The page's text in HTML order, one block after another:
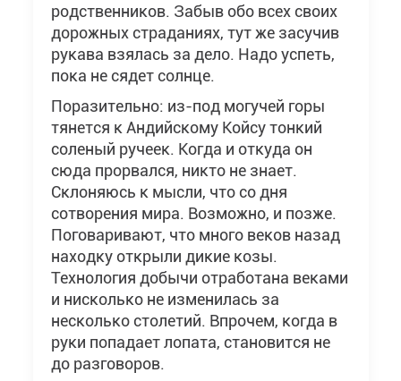
родственников. Забыв обо всех своих
дорожных страданиях, тут же засучив
рукава взялась за дело. Надо успеть,
пока не сядет солнце.
Поразительно: из-под могучей горы
тянется к Андийскому Койсу тонкий
соленый ручеек. Когда и откуда он
сюда прорвался, никто не знает.
Склоняюсь к мысли, что со дня
сотворения мира. Возможно, и позже.
Поговаривают, что много веков назад
находку открыли дикие козы.
Технология добычи отработана веками
и нисколько не изменилась за
несколько столетий. Впрочем, когда в
руки попадает лопата, становится не
до разговоров.